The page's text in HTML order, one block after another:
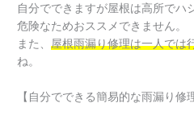
自分でできますが屋根は高所でハ
危険なためおススメできません。
また、屋根雨漏り修理は一人では
ね。
【自分でできる簡易的な雨漏り修